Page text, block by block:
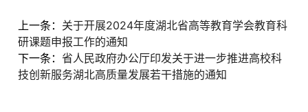
上一条： 关于开展2024年度湖北省高等教育学会教育科
研课题申报工作的通知
下一条：省人民政府办公厅印发关于进一步推进高校科
技创新服务湖北高质量发展若干措施的通知